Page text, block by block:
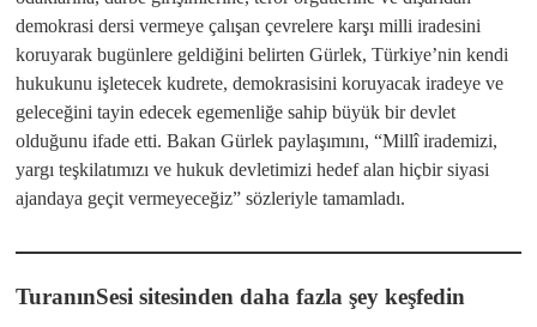
demokrasi dersi vermeye çalışan çevrelere karşı milli iradesini
koruyarak bugünlere geldiğini belirten Gürlek, Türkiye’nin kendi
hukukunu işletecek kudrete, demokrasisini koruyacak iradeye ve
geleceğini tayin edecek egemenliğe sahip büyük bir devlet
olduğunu ifade etti. Bakan Gürlek paylaşımını, “Millî irademizi,
yargı teşkilatımızı ve hukuk devletimizi hedef alan hiçbir siyasi
ajandaya geçit vermeyeceğiz” sözleriyle tamamladı.
TuranınSesi sitesinden daha fazla şey keşfedin